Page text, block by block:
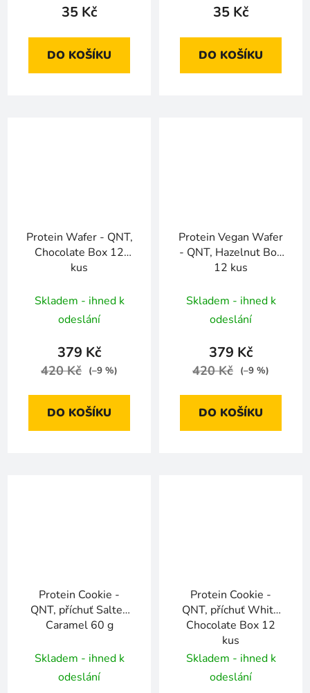
35 Kč
DO KOŠÍKU
35 Kč
DO KOŠÍKU
Protein Wafer - QNT,
Chocolate Box 12
kus
Skladem - ihned k
odeslání
379 Kč
420 Kč (–9 %)
DO KOŠÍKU
Protein Vegan Wafer
- QNT, Hazelnut Box
12 kus
Skladem - ihned k
odeslání
379 Kč
420 Kč (–9 %)
DO KOŠÍKU
Protein Cookie -
QNT, příchuť Salted
Caramel 60 g
Skladem - ihned k
odeslání
Protein Cookie -
QNT, příchuť White
Chocolate Box 12
kus
Skladem - ihned k
odeslání